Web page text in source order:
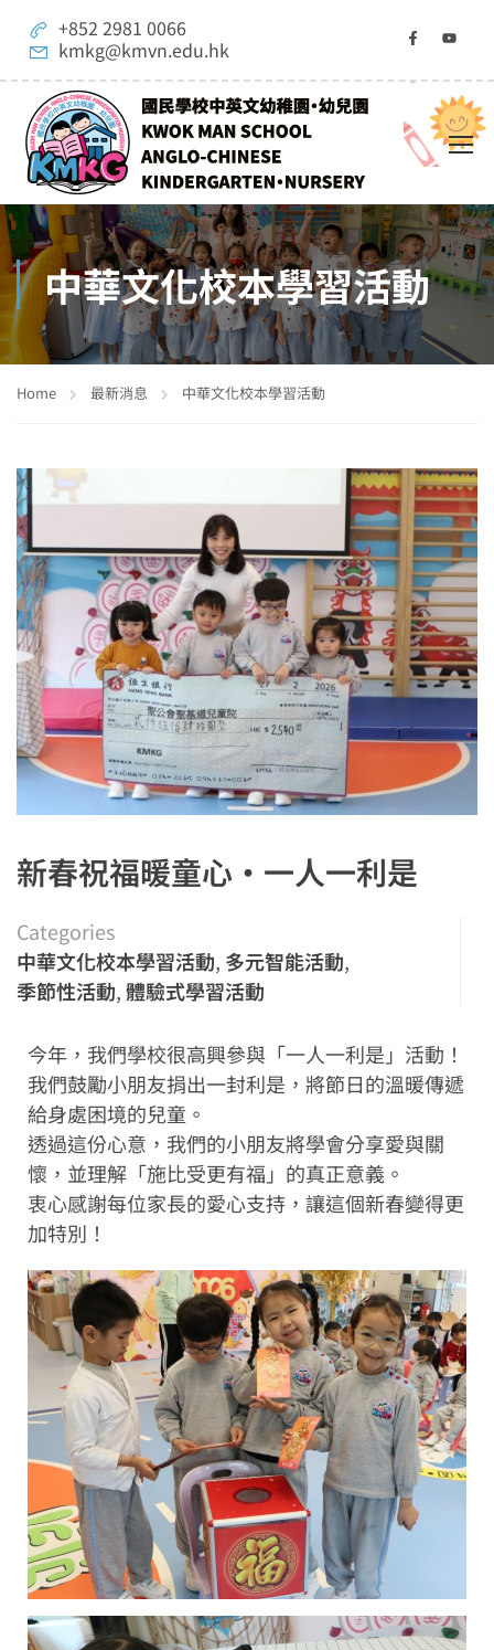
+852 2981 0066
kmkg@kmvn.edu.hk
中華文化校本學習活動
Home 最新消息 中華文化校本學習活動
新春祝福暖童心·一人一利是
Categories
中華文化校本學習活動, 多元智能活動,
季節性活動,體驗式學習活動
今年，我們學校很高興參與「一人一利是」活動！
我們鼓勵小朋友捐出一封利是，將節日的溫暖傳遞
給身處困境的兒童。
透過這份心意，我們的小朋友將學會分享愛與關
懷，並理解「施比受更有福」的真正意義。
衷心感謝每位家長的愛心支持，讓這個新春變得更
加特別！